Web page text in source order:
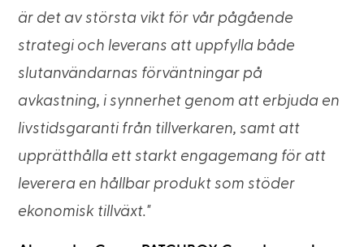
är det av största vikt för vår pågående
strategi och leverans att uppfylla både
slutanvändarnas förväntningar på
avkastning, i synnerhet genom att erbjuda en
livstidsgaranti från tillverkaren, samt att
upprätthålla ett starkt engagemang för att
leverera en hållbar produkt som stöder
ekonomisk tillväxt."